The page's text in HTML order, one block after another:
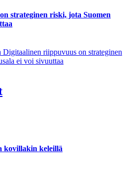
strateginen riski, jota Suomen
riippuvuus on strateginen
ei voi sivuuttaa
kovillakin keleillä